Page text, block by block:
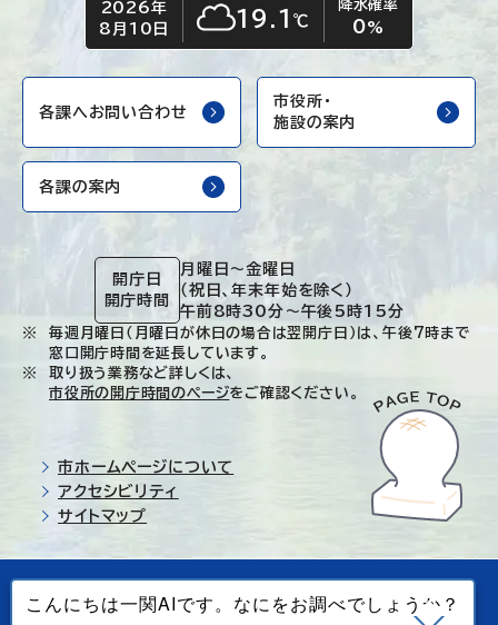
今日の日付
2026年
8月10日
今日の天気
くもり19.1℃
降水確率
0%
各課へお問い合わせ
市役所・
施設の案内
各課の案内
開庁日
開庁時間
月曜日～金曜日
（祝日、年末年始を除く）
午前8時30分～午後5時15分
毎週月曜日（月曜日が休日の場合は翌開庁日）は、午後7時まで
窓口開庁時間を延長しています。
取り扱う業務など詳しくは、
市役所の開庁時間のページをご確認ください。
市ホームページについて
アクセシビリティ
サイトマップ
© Ichinoseki-city. All rights reserved.